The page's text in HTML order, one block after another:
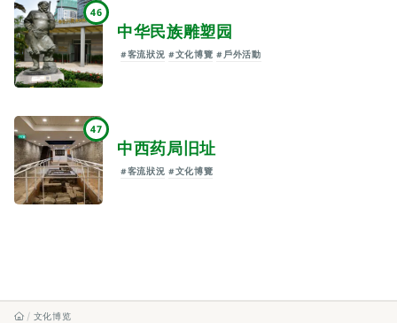
46
中华民族雕塑园
#客流狀況 #文化博覽 #戶外活動
47
中西药局旧址
#客流狀況 #文化博覽
文化博览